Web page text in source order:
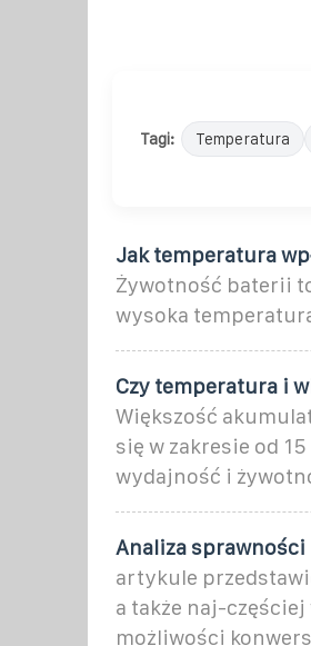
Tagi: Temperatura
Jak temperatura
Żywotność baterii
wysoka
Czy temperatura i
Większość
się w zakresie od
wydajność i
Analiza
artykule
a także naj-
możliwości